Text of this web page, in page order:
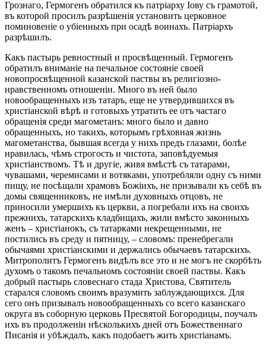
Грознаго, Гермогенъ обратился къ патріарху Іову съ грамотой,
въ которой просилъ разрѣшенія установить церковное
поминовеніе о убіенныхъ при осадѣ воинахъ. Патріархъ
разрѣшилъ.
Какъ пастырь ревностный и просвѣщенный. Гермогенъ
обратилъ вниманіе на печальное состояніе своей
новопросвѣщенной казанской паствы въ религіозно-
нравственномъ отношеніи. Много въ ней было
новообращенныхъ изъ татаръ, еще не утвердившихся въ
христіанской вѣрѣ и готовыхъ утратить ее отъ частаго
обращенія среди магометанъ: много было и давно
обращенныхъ, но такихъ, которымъ грѣховная жизнь
магометанства, бывшая всегда у нихъ предъ глазами, болѣе
нравилась, чѣмъ строгость и чистота, заповѣдуемыя
христіанствомъ. Тѣ и другіе, живя вмѣстѣ съ татарами,
чувашами, черемисами и вотяками, употребляли одну съ ними
пищу, не посѣщали храмовъ Божіихъ, не призывали къ себѣ въ
домы священниковъ, не имѣли духовныхъ отцовъ, не
приносили умершихъ къ церкви, а погребали ихъ на своихъ
прежнихъ, татарскихъ кладбищахъ, жили вмѣсто законныхъ
женъ – христіанокъ, съ татарками некрещенными, не
постились въ среду и пятницу, – словомъ: пренебрегали
обычаями христіанскими и держались обычаевъ татарскихъ.
Митрополитъ Гермогенъ видѣлъ все это и не могъ не скорбѣть
духомъ о такомъ печальномъ состояніи своей паствы. Какъ
добрый пастырь словеснаго стада Христова, Святитель
старался словомъ своимъ вразумить заблуждающихся. Для
сего онъ призывалъ новообращенныхъ со всего казанскаго
округа въ соборную церковь Пресвятой Богородицы, поучалъ
ихъ въ продолженіи нѣсколькихъ дней отъ Божественнаго
Писанія и убѣждалъ, какъ подобаетъ жить христіанамъ.